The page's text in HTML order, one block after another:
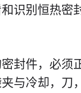
识别恒热密
封件，必
与冷却，